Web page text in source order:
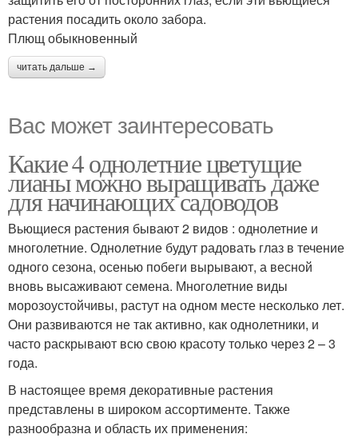
растения посадить около забора.
Плющ обыкновенный
читать дальше →
Вас может заинтересовать
Какие 4 однолетние цветущие
лианы можно выращивать даже
для начинающих садоводов
Вьющиеся растения бывают 2 видов : однолетние и
многолетние. Однолетние будут радовать глаз в течение
одного сезона, осенью побеги вырывают, а весной
вновь высаживают семена. Многолетние виды
морозоустойчивы, растут на одном месте несколько лет.
Они развиваются не так активно, как однолетники, и
часто раскрывают всю свою красоту только через 2 – 3
года.
В настоящее время декоративные растения
представлены в широком ассортименте. Также
разнообразна и область их применения: